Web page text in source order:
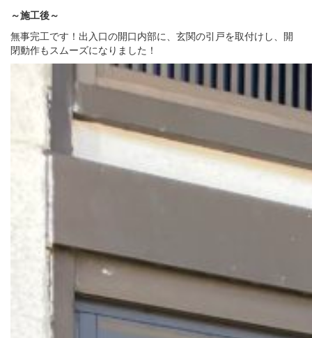
～施工後～
無事完工です！出入口の開口内部に、玄関の引戸を取付けし、開
閉動作もスムーズになりました！